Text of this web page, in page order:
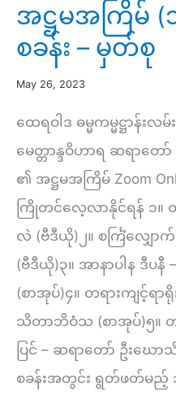
စခန်း-
မှတ်စု
အဋ္ဌမအကြိမ်
စခန်း – မှတ်စု
May 26, 2023
ထေရဝါဒ ဓမ္မကမ္မဋ္ဌာန်းလ
မေတ္တာန္ဒဝိဟာရ ဆရာတ
၏ အဋ္ဌမအကြိမ် Zoom
ကြိုတင်လေ့လာနိုင်ရန် ၁
လဲ (ဗီဒီယို)၂။ စင်္ကြံလျှော
(ဗီဒီယို)၃။ အာနာပါန ဒီ
(စာအုပ်)၄။ တရားကျင့်ရာ
သိတာဘိဝံသ (စာအုပ်)၅။
ပြင် – ဆရာတော် ဦးဃေ
စခန်းအတွင်း ရွတ်ဖတ်မည့် ဘု